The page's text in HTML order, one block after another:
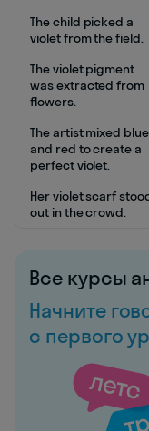
The child picked a
violet from the field.
The violet pigment
was extracted from
flowers.
The artist mixed blue
and red to create a
perfect violet.
Her violet scarf
out in the crowd.
Все курсы
Начните
с первого